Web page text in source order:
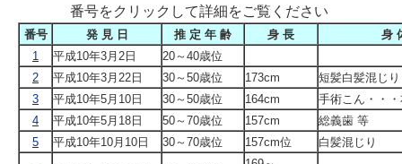
番号をクリックして詳細をご覧ください
番号 発 見 日 推 定 年 齢 身 長
身
1
平成10年3月2日
20～40歳位
2
平成10年3月22日 30～50歳位 173cm
短髪白髪混じり
3
平成10年5月10日 30～50歳位 164cm
手術こん・・
4
平成10年5月18日 50～70歳位 157cm
総義歯 等
5
平成10年10月10日 30～70歳位 157cm位 白髪混じり